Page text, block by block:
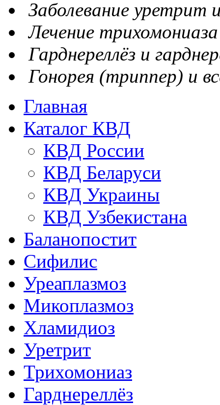
Заболевание уретрит
Лечение
Гарднереллёз и
Гонорея (триппер) и
Главная
Каталог КВД
КВД России
КВД Беларуси
КВД Украины
КВД Узбекистана
Баланопостит
Сифилис
Уреаплазмоз
Микоплазмоз
Хламидиоз
Уретрит
Трихомониаз
Гарднереллёз